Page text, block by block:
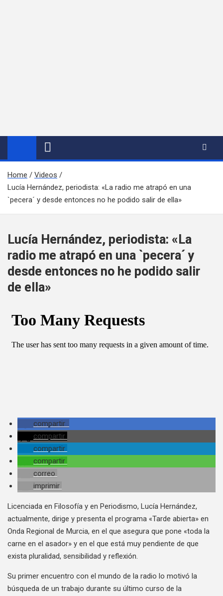
Home
Videos
Lucía Hernández, periodista: «La radio me atrapó en una
`pecera´ y desde entonces no he podido salir de ella»
Lucía Hernández, periodista: «La
radio me atrapó en una `pecera´ y
desde entonces no he podido salir
de ella»
compartir
compartir
compartir
compartir
correo
imprimir
Licenciada en Filosofía y en Periodismo, Lucía Hernández,
actualmente, dirige y presenta el programa «Tarde abierta» en
Onda Regional de Murcia, en el que asegura que pone «toda la
carne en el asador» y en el que está muy pendiente de que
exista pluralidad, sensibilidad y reflexión.
Su primer encuentro con el mundo de la radio lo motivó la
búsqueda de un trabajo durante su último curso de la